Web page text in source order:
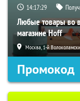
14:17:28
Любые товары во
магазине Hoff
Москва, 1-й
Промокод